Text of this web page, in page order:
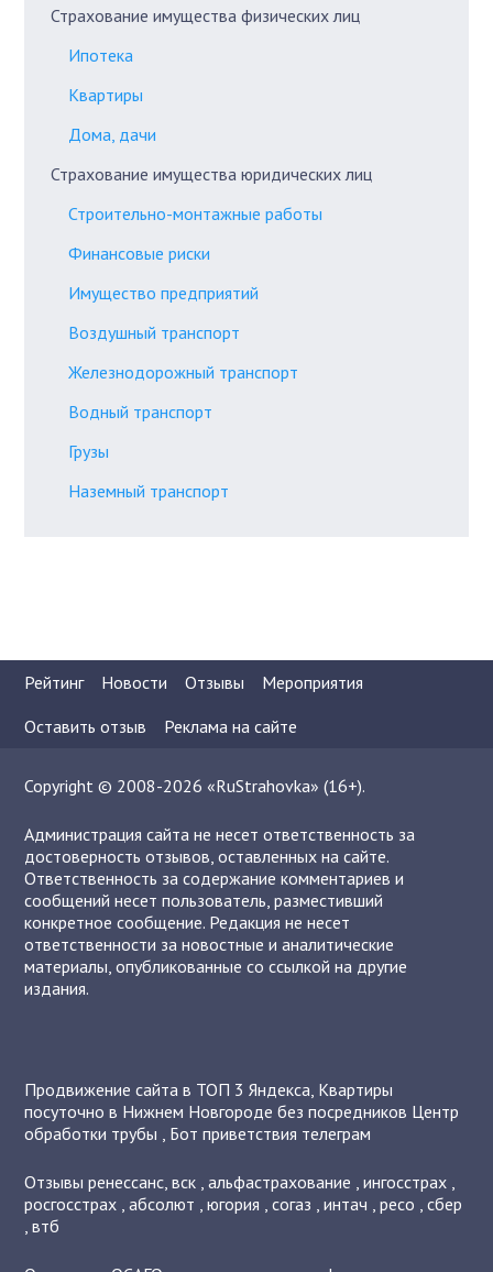
Страхование имущества физических лиц
Ипотека
Квартиры
Дома, дачи
Страхование имущества юридических лиц
Строительно-монтажные работы
Финансовые риски
Имущество предприятий
Воздушный транспорт
Железнодорожный транспорт
Водный транспорт
Грузы
Наземный транспорт
Рейтинг Новости Отзывы
Мероприятия
Оставить отзыв
Реклама на сайте
Copyright © 2008-2026 «RuStrahovka» (16+).
Администрация сайта не несет ответственность за
достоверность отзывов, оставленных на сайте.
Ответственность за содержание комментариев и
сообщений несет пользователь, разместивший
конкретное сообщение. Редакция не несет
ответственности за новостные и аналитические
материалы, опубликованные со ссылкой на другие
издания.
Продвижение сайта в ТОП 3 Яндекса Квартиры
посуточно в Нижнем Новгороде без посредников Центр
обработки трубы
Бот приветствия телеграм
Отзывыренессанс ,вск ,альфастрахование ,ингосстрах
росгосстрах ,абсолют ,югория ,согаз ,интач ,ресо ,сбер
,втб